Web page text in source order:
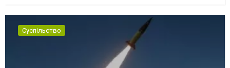
Суспільство